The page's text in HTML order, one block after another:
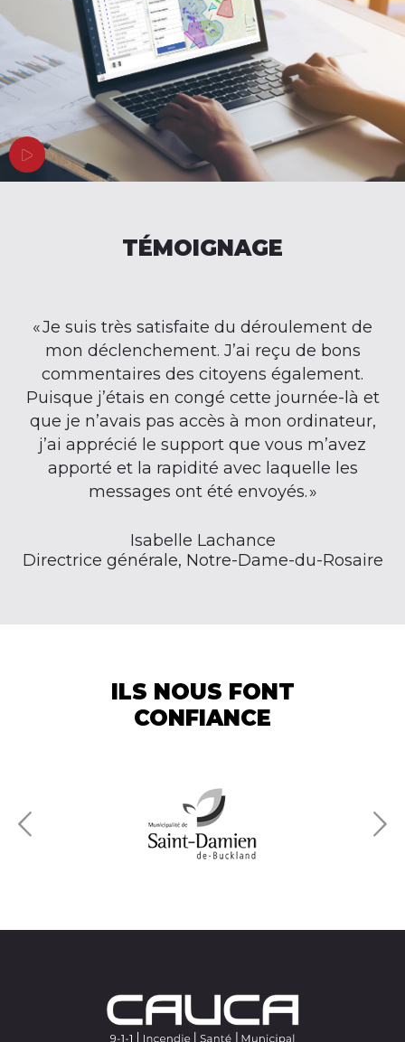
TÉMOIGNAGE
« Je suis très satisfaite du déroulement de
mon déclenchement. J’ai reçu de bons
commentaires des citoyens également.
Puisque j’étais en congé cette journée-là et
que je n’avais pas accès à mon ordinateur,
j’ai apprécié le support que vous m’avez
apporté et la rapidité avec laquelle les
messages ont été envoyés. »
Isabelle Lachance
Directrice générale, Notre-Dame-du-Rosaire
ILS NOUS FONT
CONFIANCE